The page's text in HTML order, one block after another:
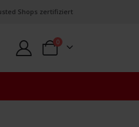
Shops zertifiziert
Warenkorb
0Artikel